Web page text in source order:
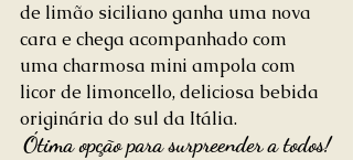
de limão siciliano ganha uma nova
cara e chega acompanhado com
uma charmosa mini ampola com
licor de limoncello, deliciosa bebida
originária do sul da Itália.
Ótima opção para surpreender a todos!